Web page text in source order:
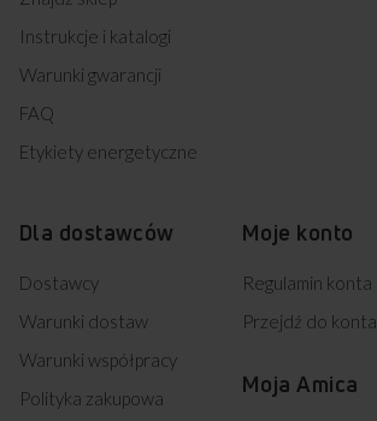
Instrukcje i katalogi
Warunki gwarancji
FAQ
Etykiety energetyczne
Dla dostawców
Dostawcy
Warunki dostaw
Warunki współpracy
Polityka zakupowa
Moje konto
Regulamin konta
Przejdź do konta
Moja Amica